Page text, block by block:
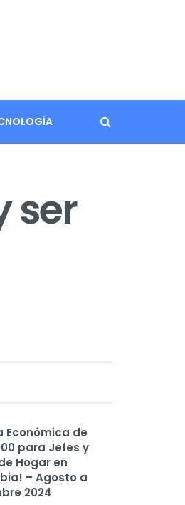
ser
Económica de
para Jefes y
Hogar en
– Agosto a
2024